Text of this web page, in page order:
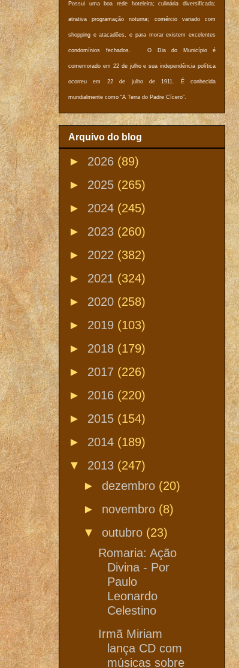
Possui uma boa rede hoteleira; culinária diversificada;
atrativa programação noturna; comércio variado com
shopping e atacadões, e para morar existem excelentes
condomínios fechados. O Dia do Município é
comemorado em 22 de julho e sua independência política
ocorreu em 22 de julho de 1911. É conhecida
mundialmente como “A Terra do Padre Cícero”.
Arquivo do blog
► 2026 (89)
► 2025 (265)
► 2024 (245)
► 2023 (260)
► 2022 (382)
► 2021 (324)
► 2020 (258)
► 2019 (103)
► 2018 (179)
► 2017 (226)
► 2016 (220)
► 2015 (154)
► 2014 (189)
▼ 2013 (247)
► dezembro (20)
► novembro (8)
▼ outubro (23)
Romaria: Ação
Divina - Por
Paulo
Leonardo
Celestino
Irmã Miriam
lança CD com
músicas sobre